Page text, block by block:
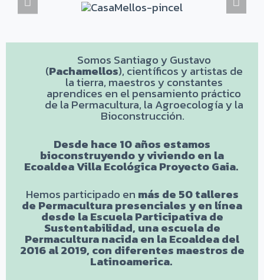
Somos Santiago y Gustavo
(Pachamellos), científicos y artistas de
la tierra, maestros y constantes
aprendices en el pensamiento práctico
de la Permacultura, la Agroecología y la
Bioconstrucción.
Desde hace 10 años estamos
bioconstruyendo y viviendo en la
Ecoaldea Villa Ecológica Proyecto Gaia.
Hemos participado en más de 50 talleres
de Permaculturapresenciales y en línea
desde la Escuela Participativa de
Sustentabilidad, una escuela de
Permacultura nacida en la Ecoaldea del
2016 al 2019, con diferentes maestros de
Latinoamerica.